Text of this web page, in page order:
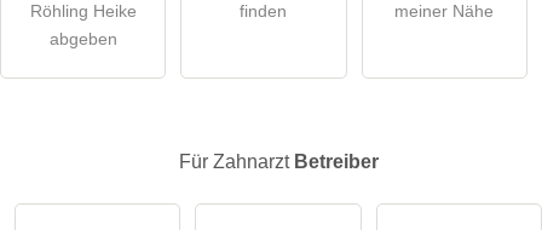
Hinweis:
Röhling Heike
abgeben
finden
meiner Nähe
Für Zahnarzt Betreiber